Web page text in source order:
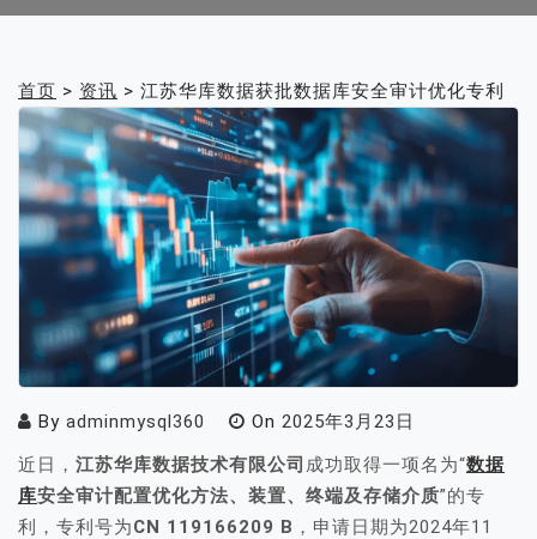
首页 > 资讯 > 江苏华库数据获批数据库安全审计优化专利
By adminmysql360 On 2025年3月23日
近日， 江苏华库数据技术有限公司 成功取得一项名为“数据
库安全审计配置优化方法、装置、终端及存储介质”的专
利，专利号为CN 119166209 B ，申请日期为2024年11